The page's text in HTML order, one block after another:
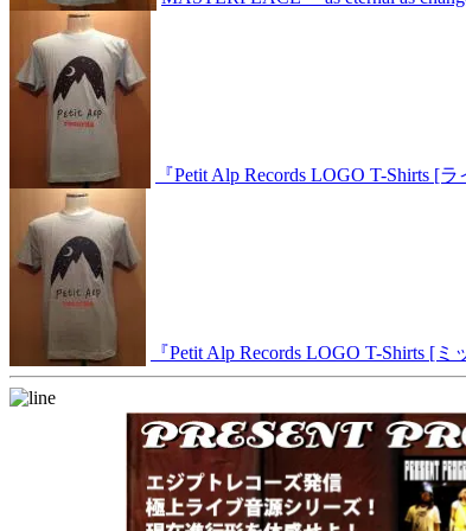
『Petit Alp Records LOGO T-Shirts [
『Petit Alp Records LOGO T-Shirts [